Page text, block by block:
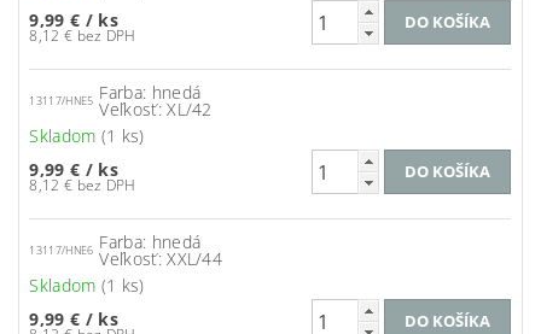
9,99 € / ks
8,12 € bez DPH
13117/HNE5 Farba: hnedá
Veľkosť: XL/42
Skladom (1 ks)
9,99 € / ks
8,12 € bez DPH
13117/HNE6 Farba: hnedá
Veľkosť: XXL/44
Skladom (1 ks)
9,99 € / ks